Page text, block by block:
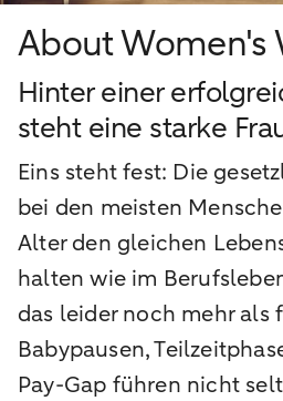
About Women's
Hinter einer
steht eine starke
Eins steht fest: Die
bei den meisten
Alter den gleichen
halten wie im
das leider noch mehr als
Babypausen,
Pay-Gap führen nicht